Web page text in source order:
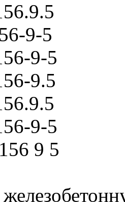
9-5
9-5
9.5
9-5
9 5